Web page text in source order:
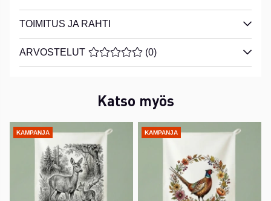
TOIMITUS JA RAHTI
ARVOSTELUT KESKIARVOLUOKITUS 0 / 5
(0)
Katso myös
KAMPANJA KAMPANJA